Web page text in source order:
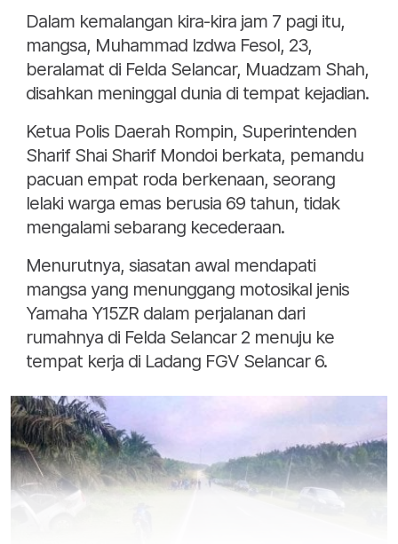
Dalam kemalangan kira-kira jam 7 pagi itu,
mangsa, Muhammad Izdwa Fesol, 23,
beralamat di Felda Selancar, Muadzam Shah,
disahkan meninggal dunia di tempat kejadian.
Ketua Polis Daerah Rompin, Superintenden
Sharif Shai Sharif Mondoi berkata, pemandu
pacuan empat roda berkenaan, seorang
lelaki warga emas berusia 69 tahun, tidak
mengalami sebarang kecederaan.
Menurutnya, siasatan awal mendapati
mangsa yang menunggang motosikal jenis
Yamaha Y15ZR dalam perjalanan dari
rumahnya di Felda Selancar 2 menuju ke
tempat kerja di Ladang FGV Selancar 6.